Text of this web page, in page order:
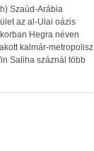
Szaúd-Arábia
az al-Ulai oázis
Hegra néven
kalmár-metropolisz
Saliha száznál több